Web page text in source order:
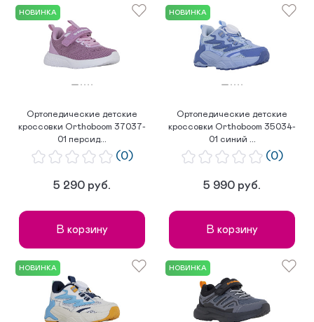
НОВИНКА
Ортопедические детские
кроссовки Orthoboom 37037-
01 персид...
(0)
5 290 руб.
В корзину
НОВИНКА
Ортопедические детские
кроссовки Orthoboom 35034-
01 синий ...
(0)
5 990 руб.
В корзину
НОВИНКА НОВИНКА